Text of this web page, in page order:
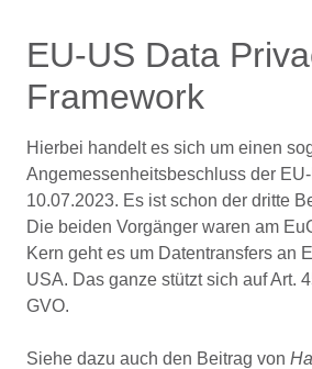
EU-US Data
Framework
Hierbei handelt es sich um einen
Angemessenheitsbeschluss der
10.07.2023. Es ist schon der dritte
Die beiden Vorgänger waren am
Kern geht es um Datentransfers an
USA. Das ganze stützt sich auf Art.
GVO.
Siehe dazu auch den Beitrag von